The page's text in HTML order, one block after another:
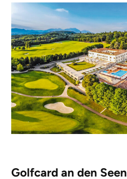
Golfcard an den Seen